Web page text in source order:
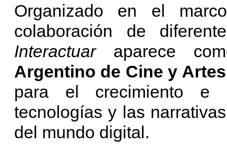
Organizado en el
colaboración de
Interactuar aparece
Argentino de Cine y
para el crecimiento e
tecnologías y las
del mundo digital.